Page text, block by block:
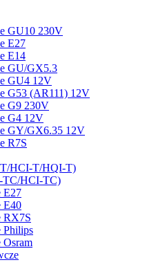
GU10 230V
E27
E14
GU/GX5.3
GU4 12V
G53 (AR111) 12V
G9 230V
G4 12V
GY/GX6.35 12V
R7S
HCI-T/HQI-T)
TC/HCI-TC)
E27
E40
RX7S
Philips
Osram